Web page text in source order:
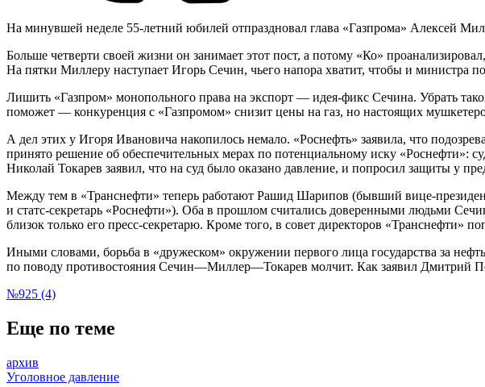
На минувшей неделе 55-летний юбилей отпраздновал глава «Газпрома» Алексей
Больше четверти своей жизни он занимает этот пост, а потому «Ко»
На пятки Миллеру наступает Игорь Сечин, чьего напора хватит, чтобы и министра
Лишить «Газпром» монопольного права на экспорт — идея-фикс Сечина. Убрать
поможет — конкуренция с «Газпромом» снизит цены на газ, но настоящих
А дел этих у Игоря Ивановича накопилось немало. «Роснефть» заявила, что
принято решение об обеспечительных мерах по потенциальному иску «Роснефти»:
Николай Токарев заявил, что на суд было оказано давление, и попросил защиты у
Между тем в «Транснефти» теперь работают Рашид Шарипов (бывший вице-
и статс-секретарь «Роснефти»). Оба в прошлом считались доверенными людьми
близок только его пресс-секретарю. Кроме того, в совет директоров
Иными словами, борьба в «дружеском» окружении первого лица государства за
по поводу противостояния Сечин—Миллер—Токарев молчит. Как заявил Дмитрий
№925 (4)
Еще по теме
архив
Уголовное давление